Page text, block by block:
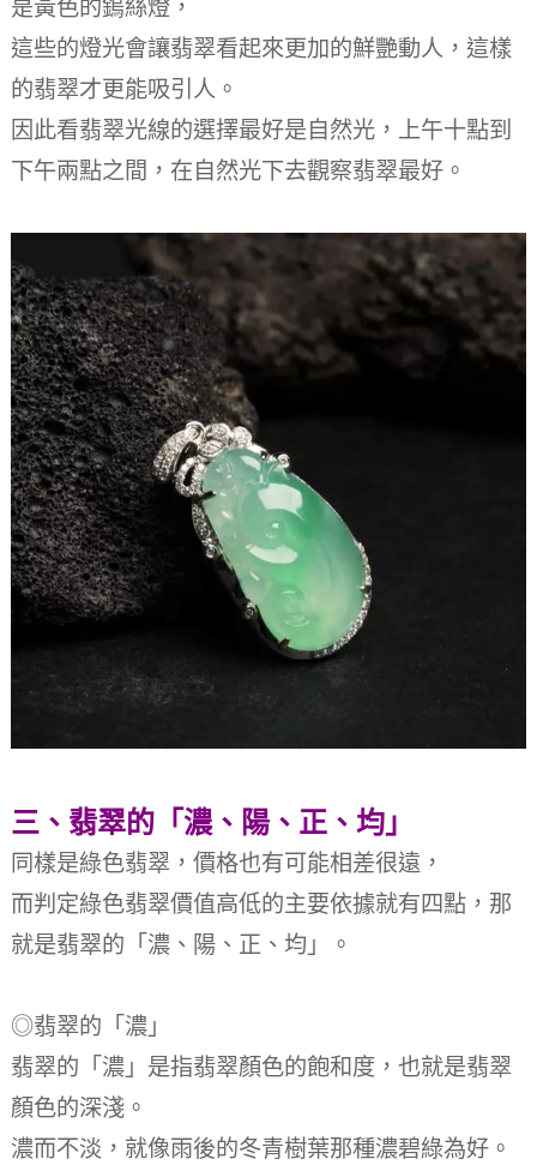
是黃色的鎢絲燈，
這些的燈光會讓翡翠看起來更加的鮮艷動人，這樣
的翡翠才更能吸引人。
因此看翡翠光線的選擇最好是自然光，上午十點到
下午兩點之間，在自然光下去觀察翡翠最好。
三、翡翠的「濃、陽、正、均」
同樣是綠色翡翠，價格也有可能相差很遠，
而判定綠色翡翠價值高低的主要依據就有四點，那
就是翡翠的「濃、陽、正、均」。
◎翡翠的「濃」
翡翠的「濃」是指翡翠顏色的飽和度，也就是翡翠
顏色的深淺。
濃而不淡，就像雨後的冬青樹葉那種濃碧綠為好。